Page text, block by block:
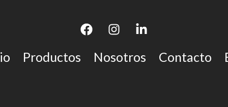
Productos Nosotros Contacto